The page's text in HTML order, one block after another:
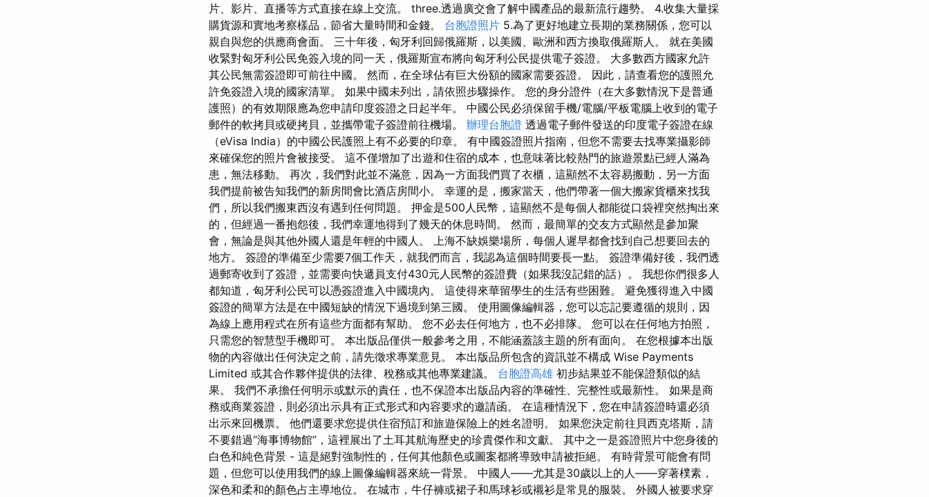
片、影片、直播等方式直接在線上交流。 three.透過廣交會了解中國產品的最新流行趨勢。 4.收集大量採
購貨源和實地考察樣品，節省大量時間和金錢。 台胞證照片 5.為了更好地建立長期的業務關係，您可以
親自與您的供應商會面。 三十年後，匈牙利回歸俄羅斯，以美國、歐洲和西方換取俄羅斯人。 就在美國
收緊對匈牙利公民免簽入境的同一天，俄羅斯宣布將向匈牙利公民提供電子簽證。 大多數西方國家允許
其公民無需簽證即可前往中國。 然而，在全球佔有巨大份額的國家需要簽證。 因此，請查看您的護照允
許免簽證入境的國家清單。 如果中國未列出，請依照步驟操作。 您的身分證件（在大多數情況下是普通
護照）的有效期限應為您申請印度簽證之日起半年。 中國公民必須保留手機/電腦/平板電腦上收到的電子
郵件的軟拷貝或硬拷貝，並攜帶電子簽證前往機場。 辦理台胞證 透過電子郵件發送的印度電子簽證在線
（eVisa India）的中國公民護照上有不必要的印章。 有中國簽證照片指南，但您不需要去找專業攝影師
來確保您的照片會被接受。 這不僅增加了出遊和住宿的成本，也意味著比較熱門的旅遊景點已經人滿為
患，無法移動。 再次，我們對此並不滿意，因為一方面我們買了衣櫃，這顯然不太容易搬動，另一方面
我們提前被告知我們的新房間會比酒店房間小。 幸運的是，搬家當天，他們帶著一個大搬家貨櫃來找我
們，所以我們搬東西沒有遇到任何問題。 押金是500人民幣，這顯然不是每個人都能從口袋裡突然掏出來
的，但經過一番抱怨後，我們幸運地得到了幾天的休息時間。 然而，最簡單的交友方式顯然是參加聚
會，無論是與其他外國人還是年輕的中國人。 上海不缺娛樂場所，每個人遲早都會找到自己想要回去的
地方。 簽證的準備至少需要7個工作天，就我們而言，我認為這個時間要長一點。 簽證準備好後，我們透
過郵寄收到了簽證，並需要向快遞員支付430元人民幣的簽證費（如果我沒記錯的話）。 我想你們很多人
都知道，匈牙利公民可以憑簽證進入中國境內。 這使得來華留學生的生活有些困難。 避免獲得進入中國
簽證的簡單方法是在中國短缺的情況下過境到第三國。 使用圖像編輯器，您可以忘記要遵循的規則，因
為線上應用程式在所有這些方面都有幫助。 您不必去任何地方，也不必排隊。 您可以在任何地方拍照，
只需您的智慧型手機即可。 本出版品僅供一般參考之用，不能涵蓋該主題的所有面向。 在您根據本出版
物的內容做出任何決定之前，請先徵求專業意見。 本出版品所包含的資訊並不構成 Wise Payments
Limited 或其合作夥伴提供的法律、稅務或其他專業建議。 台胞證高雄 初步結果並不能保證類似的結
果。 我們不承擔任何明示或默示的責任，也不保證本出版品內容的準確性、完整性或最新性。 如果是商
務或商業簽證，則必須出示具有正式形式和內容要求的邀請函。 在這種情況下，您在申請簽證時還必須
出示來回機票。 他們還要求您提供住宿預訂和旅遊保險上的姓名證明。 如果您決定前往貝西克塔斯，請
不要錯過“海事博物館”，這裡展出了土耳其航海歷史的珍貴傑作和文獻。 其中之一是簽證照片中您身後的
白色和純色背景 - 這是絕對強制性的，任何其他顏色或圖案都將導致申請被拒絕。 有時背景可能會有問
題，但您可以使用我們的線上圖像編輯器來統一背景。 中國人——尤其是30歲以上的人——穿著樸素，
深色和柔和的顏色占主導地位。 在城市，牛仔褲或裙子和馬球衫或襯衫是常見的服裝。 外國人被要求穿